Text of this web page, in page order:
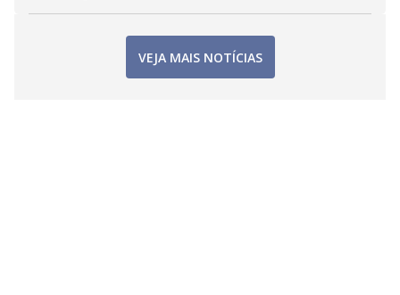
VEJA MAIS NOTÍCIAS